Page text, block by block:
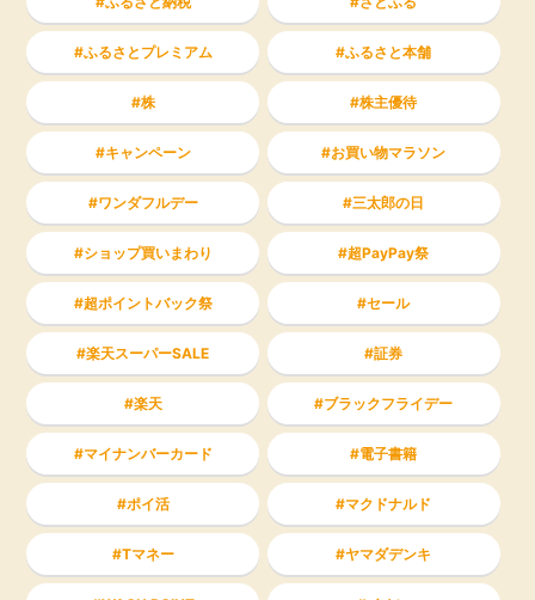
ふるさとプレミアム ふるさと本舗
株 株主優待
キャンペーン お買い物マラソン
ワンダフルデー 三太郎の日
ショップ買いまわり 超PayPay祭
超ポイントバック祭 セール
楽天スーパーSALE 証券
楽天 ブラックフライデー
マイナンバーカード 電子書籍
ポイ活 マクドナルド
Tマネー ヤマダデンキ